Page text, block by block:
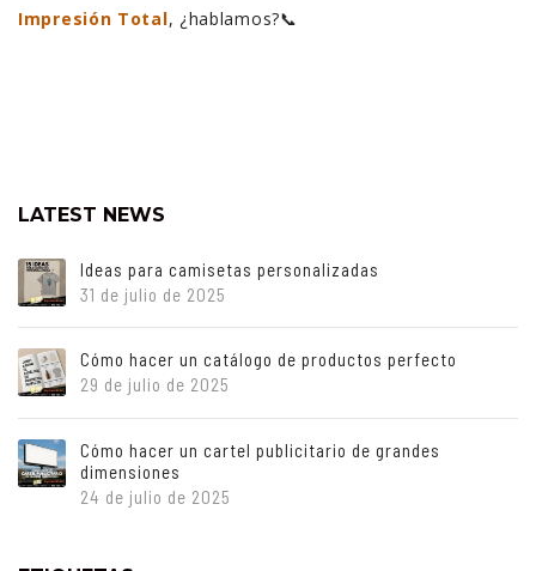
Impresión Total, ¿hablamos?📞
LATEST NEWS
Ideas para camisetas personalizadas
31 de julio de 2025
Cómo hacer un catálogo de productos perfecto
29 de julio de 2025
Cómo hacer un cartel publicitario de grandes
dimensiones
24 de julio de 2025